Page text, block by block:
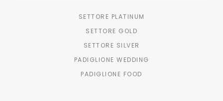
SETTORE PLATINUM
SETTORE GOLD
SETTORE SILVER
PADIGLIONE WEDDING
PADIGLIONE FOOD